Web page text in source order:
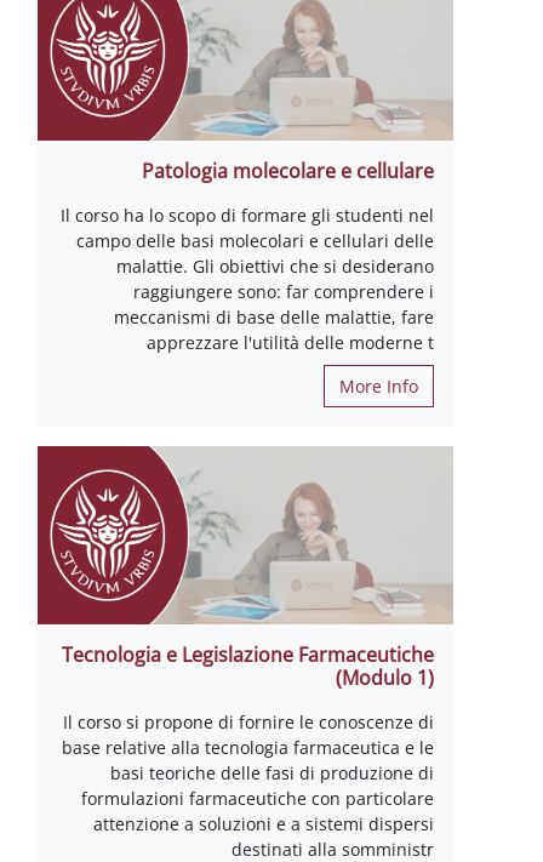
Patologia molecolare e cellulare
Il corso ha lo scopo di formare gli studenti nel
campo delle basi molecolari e cellulari delle
malattie. Gli obiettivi che si desiderano
raggiungere sono: far comprendere i
meccanismi di base delle malattie, fare
apprezzare l'utilità delle moderne t
More Info
Tecnologia e Legislazione Farmaceutiche
(Modulo 1)
Il corso si propone di fornire le conoscenze di
base relative alla tecnologia farmaceutica e le
basi teoriche delle fasi di produzione di
formulazioni farmaceutiche con particolare
attenzione a soluzioni e a sistemi dispersi
destinati alla somministr